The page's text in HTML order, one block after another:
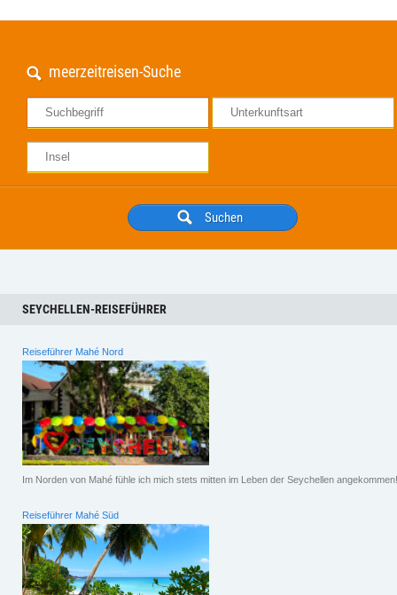
meerzeitreisen-Suche
SEYCHELLEN-REISEFÜHRER
Reiseführer Mahé Nord
Im Norden von Mahé fühle ich mich stets mitten im Leben der Seychellen angekommen!
Reiseführer Mahé Süd